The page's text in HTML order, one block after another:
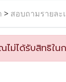
> สอบถามรายละ
ม่ได้รับสิทธิในก